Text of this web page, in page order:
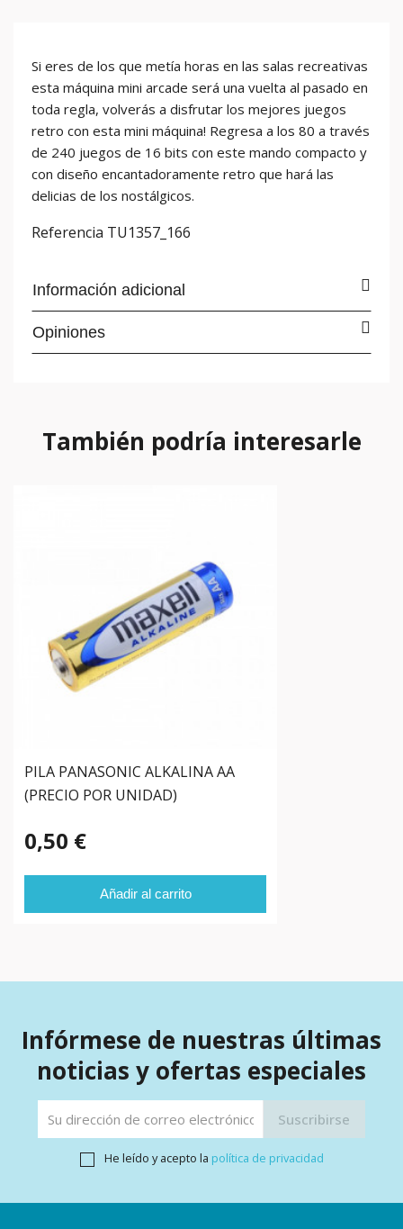
Si eres de los que metía horas en las salas recreativas
esta máquina mini arcade será una vuelta al pasado en
toda regla, volverás a disfrutar los mejores juegos
retro con esta mini máquina! Regresa a los 80 a través
de 240 juegos de 16 bits con este mando compacto y
con diseño encantadoramente retro que hará las
delicias de los nostálgicos.
Referencia TU1357_166
Información adicional
Opiniones
También podría interesarle
PILA PANASONIC ALKALINA AA
(PRECIO POR UNIDAD)
0,50 €
Añadir al carrito
Infórmese de nuestras últimas
noticias y ofertas especiales
He leído y acepto la política de privacidad